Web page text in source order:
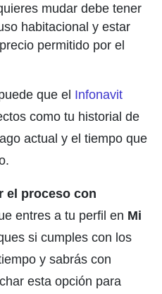
mudar debe tener
habitacional y estar
permitido por el
que el Infonavit
como tu historial de
actual y el tiempo que
el proceso con
entres a tu perfil en Mi
si cumples con los
y sabrás con
esta opción para